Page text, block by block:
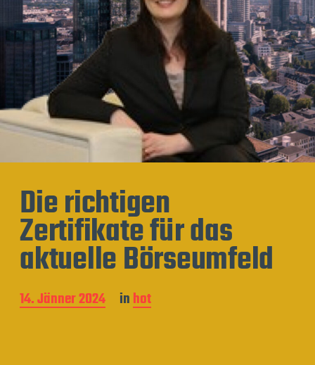
Die richtigen
Zertifikate für das
aktuelle Börseumfeld
B
e
14. Jänner 2024 inhot